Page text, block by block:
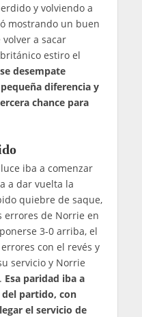
y volviendo a
mostrando un buen
a sacar
estiro el
desempate
diferencia y
chance para
iba a comenzar
a dar vuelta la
quiebre de saque,
errores de Norrie en
3-0 arriba, el
con el revés y
servicio y Norrie
Esa paridad iba a
partido, con
el servicio de